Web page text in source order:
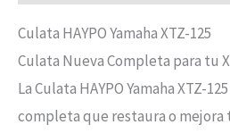
Culata HAYPO Yamaha XTZ-125
Culata Nueva Completa para tu
La Culata HAYPO Yamaha XTZ-
completa que restaura o mejora